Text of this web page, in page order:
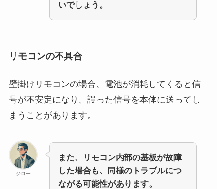
いでしょう。
リモコンの不具合
壁掛けリモコンの場合、電池が消耗してくると信
号が不安定になり、誤った信号を本体に送ってし
まうことがあります。
ジロー
また、リモコン内部の基板が故障
した場合も、同様のトラブルにつ
ながる可能性があります。